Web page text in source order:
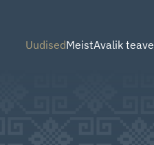
UudisedMeistAvalik teave